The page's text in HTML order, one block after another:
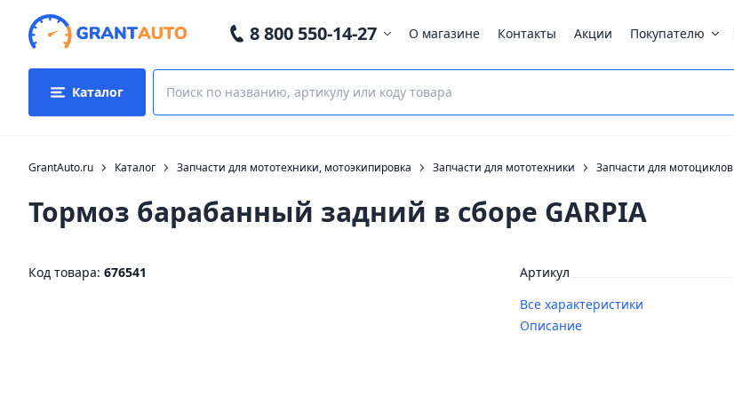
8 800 550-14-27 О магазине Контакты Акции Покупателю
Каталог
GrantAuto.ru Каталог Запчасти для мототехники, мотоэкипировка Запчасти для мототехники Запчасти для мотоциклов
Тормоз барабанный задний в сборе GARPIA
Код товара: 676541 Артикул
Все характеристики
Описание